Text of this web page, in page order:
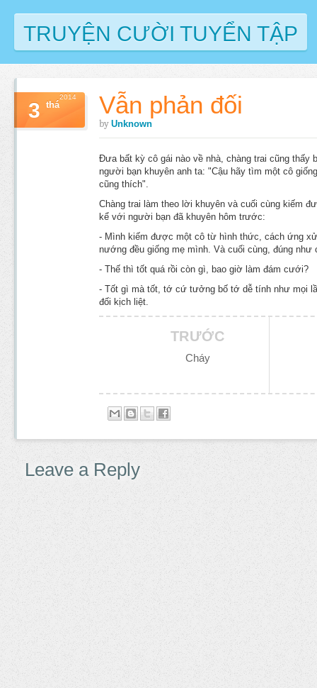
TRUYỆN CƯỜI TUYỂN TẬP
Vẫn phản đối
by Unknown
3 thá
2014
Đưa bất kỳ cô gái nào về nhà, chàng trai cũng thấy
người bạn khuyên anh ta: "Cậu hãy tìm một cô
cũng thích".
Chàng trai làm theo lời khuyên và cuối cùng kiếm
kể với người bạn đã khuyên hôm trước:
- Mình kiếm được một cô từ hình thức, cách ứng
nướng đều giống mẹ mình. Và cuối cùng, đúng như
- Thế thì tốt quá rồi còn gì, bao giờ làm đám cưới?
- Tốt gì mà tốt, tớ cứ tưởng bố tớ dễ tính như mọi
đối kịch liệt.
TRƯỚC
Cháy
Leave a Reply